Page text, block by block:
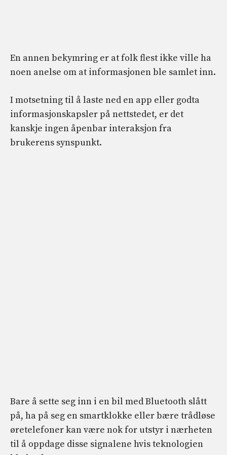
En annen bekymring er at folk flest ikke ville ha
noen anelse om at informasjonen ble samlet inn.
I motsetning til å laste ned en app eller godta
informasjonskapsler på nettstedet, er det
kanskje ingen åpenbar interaksjon fra
brukerens synspunkt.
Bare å sette seg inn i en bil med Bluetooth slått
på, ha på seg en smartklokke eller bære trådløse
øretelefoner kan være nok for utstyr i nærheten
til å oppdage disse signalene hvis teknologien